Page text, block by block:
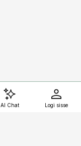
AI Chat Logi sisse